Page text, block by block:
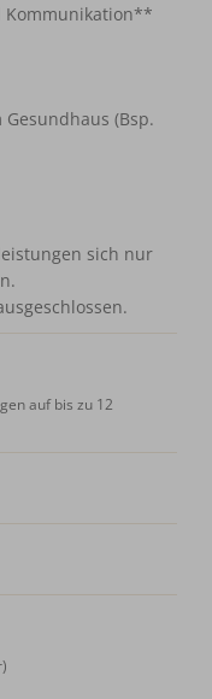
Kommunikation**
(Bsp.
sich nur
auf bis zu 12